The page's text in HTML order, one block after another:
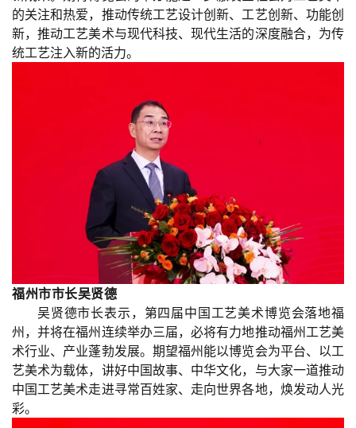
的关注和热爱，推动传统工艺设计创新、工艺创新、功能创
新，推动工艺美术与现代科技、现代生活的深度融合，为传
统工艺注入新的活力。
福州市市长吴贤德
吴贤德市长表示，第四届中国工艺美术博览会落地福
州，并将在福州连续举办三届，必将有力地推动福州工艺美
术行业、产业蓬勃发展。期望福州能以博览会为平台、以工
艺美术为载体，讲好中国故事、中华文化，与大家一道推动
中国工艺美术走进寻常百姓家、走向世界各地，焕发动人光
彩。